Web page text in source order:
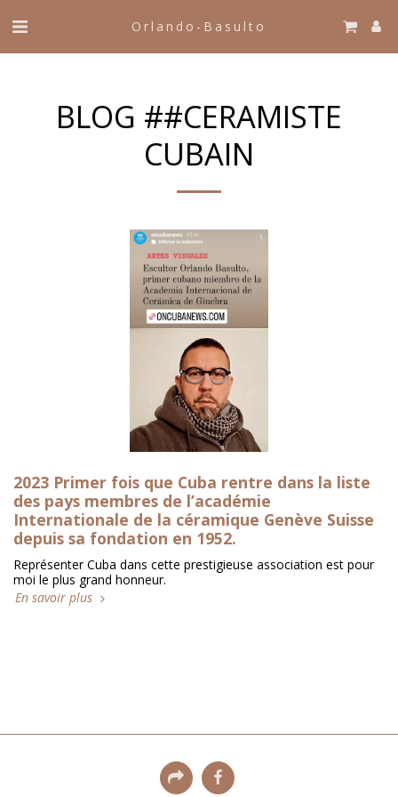
Orlando-Basulto
BLOG ##CERAMISTE
CUBAIN
2023 Primer fois que Cuba rentre dans la liste
des pays membres de l’académie
Internationale de la céramique Genève Suisse
depuis sa fondation en 1952.
Représenter Cuba dans cette prestigieuse association est pour
moi le plus grand honneur.
En savoir plus